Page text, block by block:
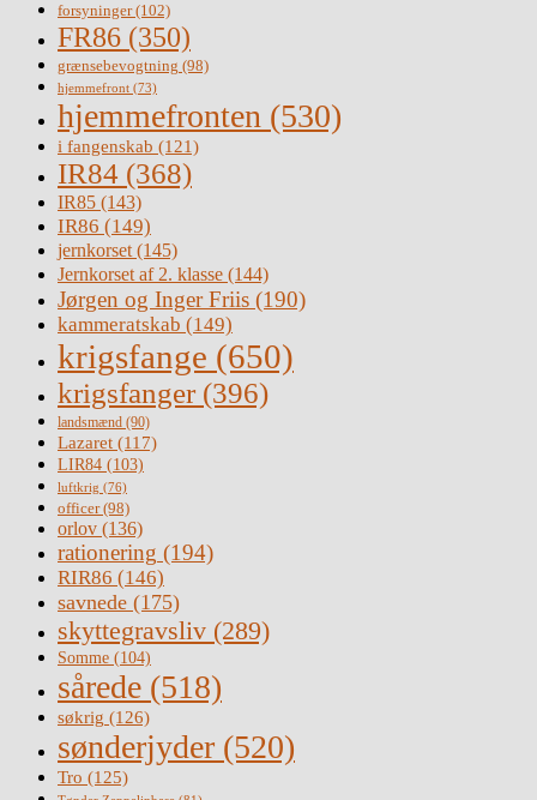
forsyninger(102)
FR86 (350)
grænsebevogtning (98)
hjemmefront (73)
hjemmefronten (530)
i fangenskab (121)
IR84 (368)
IR85 (143)
IR86 (149)
jernkorset(145)
Jernkorset af 2. klasse (144)
Jørgen og Inger Friis (190)
kammeratskab (149)
krigsfange (650)
krigsfanger (396)
landsmænd (90)
Lazaret (117)
LIR84 (103)
luftkrig (76)
officer(98)
orlov (136)
rationering (194)
RIR86 (146)
savnede (175)
skyttegravsliv (289)
Somme (104)
sårede (518)
søkrig (126)
sønderjyder (520)
Tro (125)